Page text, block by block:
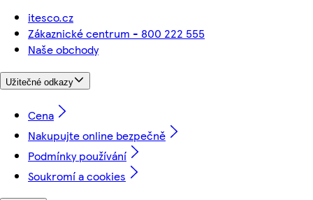
itesco.cz
Zákaznické centrum - 800 222 555
Naše obchody
Užitečné odkazy
Cena
Nakupujte online bezpečně
Podmínky používání
Soukromí a cookies